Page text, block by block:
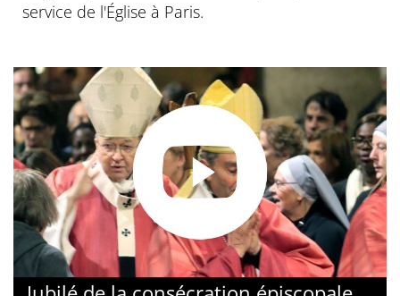
service de l'Église à Paris.